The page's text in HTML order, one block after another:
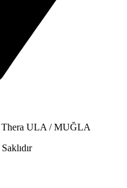
Thera ULA / MUĞLA